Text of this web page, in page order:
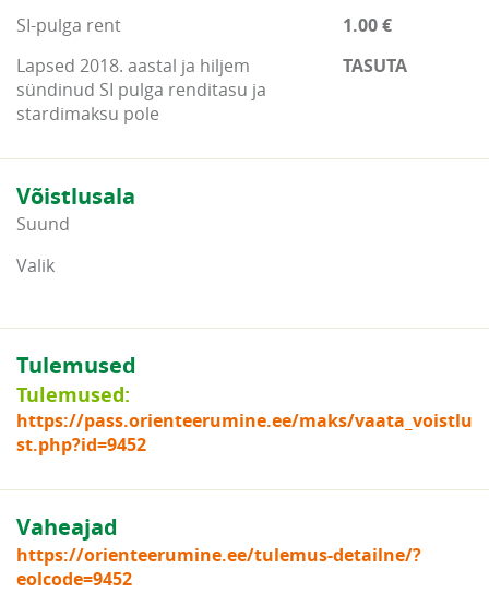
SI-pulga rent
1.00 €
Lapsed 2018. aastal ja hiljem
sündinud SI pulga renditasu ja
stardimaksu pole
TASUTA
Võistlusala
Suund
Valik
Tulemused
Tulemused:
https://pass.orienteerumine.ee/maks/vaata_voistlu
st.php?id=9452
Vaheajad
https://orienteerumine.ee/tulemus-detailne/?
eolcode=9452